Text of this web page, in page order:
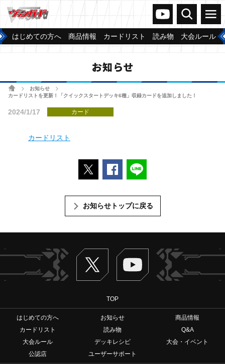
ヴァンガードch
検索 メニュー
はじめての方へ 商品情報 カードリスト 読み物 大会ルール
お知らせ
ホームお知らせ
カードリストを更新！「クイックスタートデッキ6種」収録カードを追加しました！
2024/1/17 カード
カードリスト
ポストするFacebookでシェアする
お知らせトップに戻る
Twitter ヴァンガードch
TOP
はじめての方へ お知らせ
商品情報
カードリスト
読み物
Q&A
大会ルール
デッキレシピ
大会・イベント
公認店
ユーザーサポート